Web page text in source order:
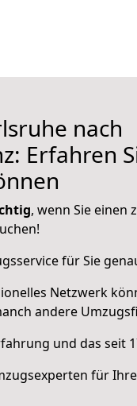
nach
Erfahren
, wenn Sie einen
für Sie
Netzwerk
andere
und das seit
für